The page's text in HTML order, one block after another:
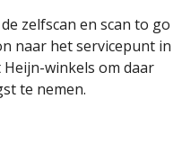
zelfscan en scan to go
naar het servicepunt in
winkels om daar
te nemen.